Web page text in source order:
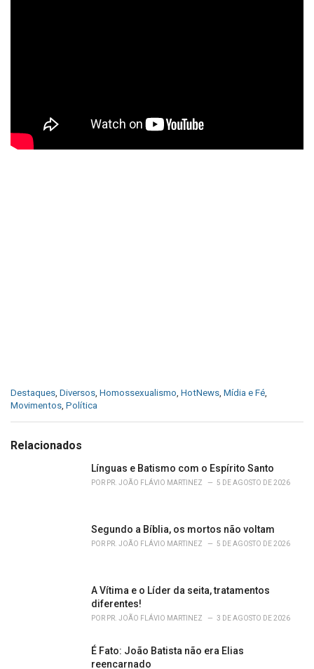
C
a
g
Destaques Diversos Homossexualismo HotNews Mídia e Fé
Movimentos Política
Relacionados
Línguas e Batismo com o Espírito Santo
POR PR. JOÃO FLÁVIO MARTINEZ 5 DE AGOSTO DE 2026
Segundo a Bíblia, os mortos não voltam
POR PR. JOÃO FLÁVIO MARTINEZ 5 DE AGOSTO DE 2026
A Vítima e o Líder da seita, tratamentos
diferentes!
POR PR. JOÃO FLÁVIO MARTINEZ 3 DE AGOSTO DE 2026
É Fato: João Batista não era Elias
reencarnado